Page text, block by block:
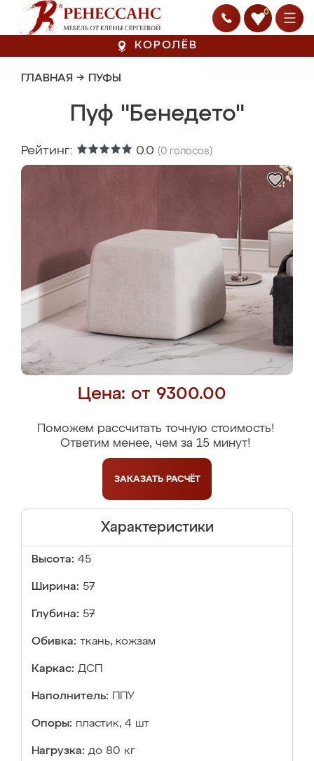
0
КОРОЛЁВ
ГЛАВНАЯ → ПУФЫ
Пуф "Бенедето"
Рейтинг: 0.0 (0 голосов)
Цена: от 9300.00
Поможем рассчитать точную стоимость!
Ответим менее, чем за 15 минут!
ЗАКАЗАТЬ РАСЧЁТ
Характеристики
Высота: 45
Ширина: 57
Глубина: 57
Обивка: ткань, кожзам
Каркас: ДСП
Наполнитель: ППУ
Опоры: пластик, 4 шт
Нагрузка: до 80 кг